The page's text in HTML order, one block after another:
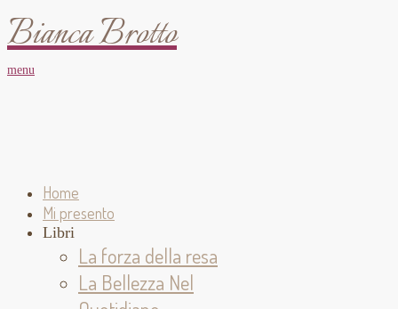
Bianca Brotto
menu
Home
Mi presento
Libri
La forza della resa
La Bellezza Nel